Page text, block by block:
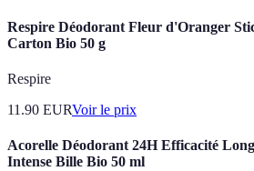
Respire Déodorant Fleur d'Oranger
Carton Bio 50 g
Respire
11.90 EURVoir le prix
Acorelle Déodorant 24H Efficacité
Intense Bille Bio 50 ml